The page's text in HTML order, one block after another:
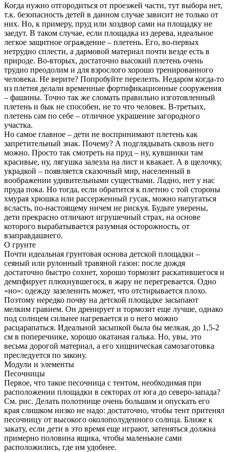
Когда нужно отгородиться от проезжей части, тут выбора нет,
т.к. безопасность детей в данном случае зависит не только от
них. Но, к примеру, пруд или хоздвор сами на площадку не
заедут. В таком случае, если площадка из дерева, идеальное
легкое защитное ограждение – плетень. Его, во-первых
нетрудно сплести, а дармовой материал почти везде есть в
природе. Во-вторых, достаточно высокий плетень очень
трудно преодолим и для взрослого хорошо тренированного
человека. Не верите? Попробуйте перелезть. Недаром когда-то
из плетня делали временные фортификационные сооружения
– фашины. Точно так же сломать правильно изготовленный
плетень и бык не способен, не то что человек. В-третьих,
плетень сам по себе – отличное украшение загородного
участка.
Но самое главное – дети не воспринимают плетень как
запретительный знак. Почему? А подглядывать сквозь него
можно. Просто так смотреть на пруд – ну, кувшинки там
красивые, ну, лягушка залезла на лист и квакает. А в щелочку,
украдкой – появляется сказочный мир, населенный в
воображении удивительными существами. Ладно, нет у нас
пруда пока. Но тогда, если обратится к плетню с той стороны
хмурая хрюшка или рассерженный гусак, можно напугаться
всласть, по-настоящему ничем не рискуя. Будьте уверены,
дети прекрасно отличают игрушечный страх, на основе
которого вырабатывается разумная осторожность, от
взаправдашнего.
О грунте
Почти идеальная грунтовая основа детской площадки –
сеяный или рулонный травяной газон: после дождя
достаточно быстро сохнет, хорошо тормозит раскатившегося и
демпфирует плюхнувшегося, в жару не перегревается. Одно
«но»: одежду зазеленить может, что отстирывается плохо.
Поэтому нередко почву на детской площадке засыпают
мелким гравием. Он дренирует и тормозит еще лучше, однако
под солнцем сильнее нагревается и о него можно
расцарапаться. Идеальной засыпкой была бы мелкая, до 1,5-2
см в поперечнике, хорошо окатаная галька. Но, увы, это
весьма дорогой материал, а его хищническая самозаготовка
преследуется по закону.
Модули и элементы
Песочницы
Первое, что такое песочница с тентом, необходимая при
расположении площадки в секторах от юга до северо-запада?
См. рис. Делать полотнище очень большим и опускать его
края слишком низко не надо: достаточно, чтобы тент притенял
песочницу от высокого околополуденного солнца. Ближе к
закату, если дети в это время еще играют, затеняться должна
примерно половина ящика, чтобы маленькие сами
расположились, где им удобнее.